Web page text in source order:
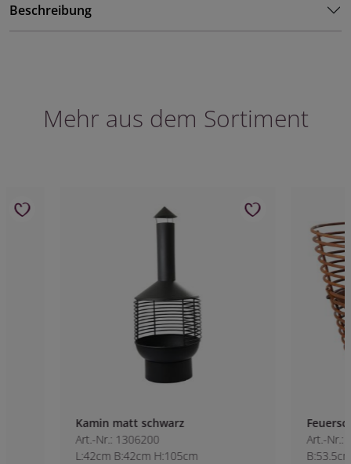
Beschreibung
Mehr aus dem Sortiment
Kamin matt schwarz
Art.-Nr.: 1306200
L:42cm B:42cm H:105cm
Feuerschale mit
Art.-Nr.: 1305800
B:53.5cm H:40cm